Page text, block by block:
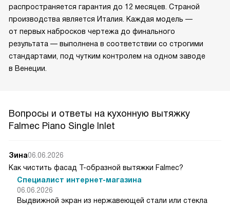
распространяется гарантия до 12 месяцев. Страной
производства является Италия. Каждая модель —
от первых набросков чертежа до финального
результата — выполнена в соответствии со строгими
стандартами, под чутким контролем на одном заводе
в Венеции.
Вопросы и ответы на кухонную вытяжку
Falmec Piano Single Inlet
Зина06.06.2026
Как чистить фасад Т-образной вытяжки Falmec?
Специалист интернет-магазина
06.06.2026
Выдвижной экран из нержавеющей стали или стекла